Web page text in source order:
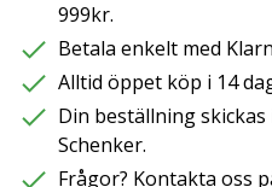
999kr.
Betala enkelt med
Alltid öppet köp i 14
Din beställning
Schenker.
Frågor? Kontakta oss